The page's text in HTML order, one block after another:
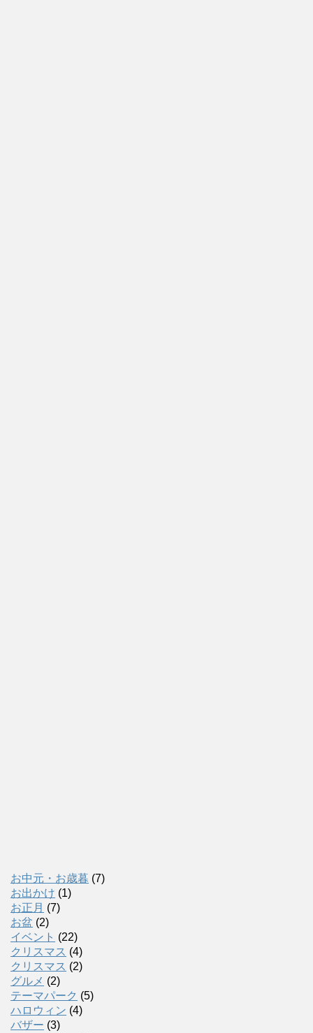
お中元・お歳暮 (7)
お出かけ (1)
お正月 (7)
お盆 (2)
イベント (22)
クリスマス (4)
クリスマス (2)
グルメ (2)
テーマパーク (5)
ハロウィン (4)
バザー (3)